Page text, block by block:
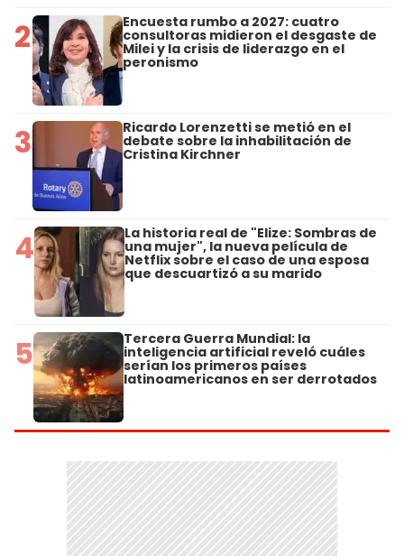
2 Encuesta rumbo a 2027: cuatro
consultoras midieron el desgaste de
Milei y la crisis de liderazgo en el
peronismo
3 Ricardo Lorenzetti se metió en el
debate sobre la inhabilitación de
Cristina Kirchner
4 La historia real de "Elize: Sombras de
una mujer", la nueva película de
Netflix sobre el caso de una esposa
que descuartizó a su marido
5 Tercera Guerra Mundial: la
inteligencia artificial reveló cuáles
serían los primeros países
latinoamericanos en ser derrotados